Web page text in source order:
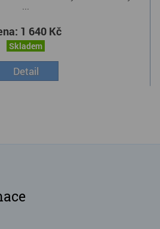
1 640 Kč
Skladem
Detail